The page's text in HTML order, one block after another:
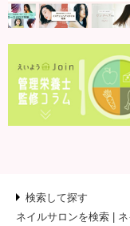
検索して探す
ネイルサロンを検索